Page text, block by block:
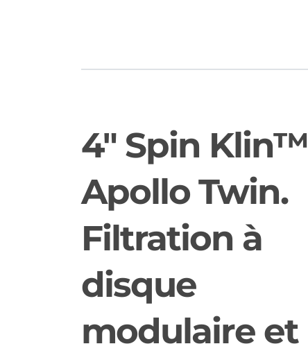
4" Spin Klin™
Apollo Twin.
Filtration à
disque
modulaire et